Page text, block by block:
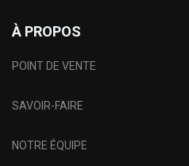
À PROPOS
POINT DE VENTE
SAVOIR-FAIRE
NOTRE ÉQUIPE